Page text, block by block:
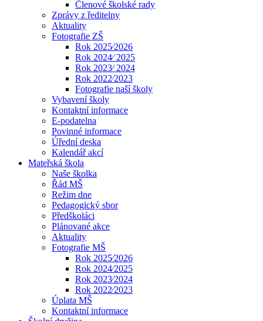
Členové školské rady
Zprávy z ředitelny
Aktuality
Fotografie ZŠ
Rok 2025⁄2026
Rok 2024⁄ 2025
Rok 2023⁄ 2024
Rok 2022⁄2023
Fotografie naší školy
Vybavení školy
Kontaktní informace
E-podatelna
Povinné informace
Úřední deska
Kalendář akcí
Mateřská škola
Naše školka
Řád MŠ
Režim dne
Pedagogický sbor
Předškoláci
Plánované akce
Aktuality
Fotografie MŠ
Rok 2025⁄2026
Rok 2024⁄2025
Rok 2023⁄2024
Rok 2022⁄2023
Úplata MŠ
Kontaktní informace